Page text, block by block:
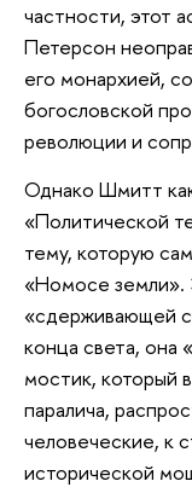
частности, этот
Петерсон
его монархией,
богословской
революции и
Однако Шмитт
«Политической
тему, которую
«Номосе земли».
«сдерживающей
конца света, она
мостик, который
паралича,
человеческие, к
исторической